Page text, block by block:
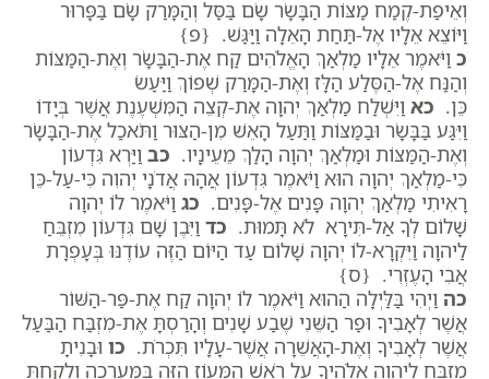
וְאֵיפַת-קֶמַח מַצּוֹת הַבָּשָׂר שָׂם בַּסַּל וְהַמָּרַק שָׂם בַּפָּרוּר
וַיּוֹצֵא אֵלָיו אֶל-תַּחַת הָאֵלָה וַיַּגַּשׁ. {פ}
כ וַיֹּאמֶר אֵלָיו מַלְאַךְ הָאֱלֹהִים קַח אֶת-הַבָּשָׂר וְאֶת-הַמַּצּוֹת
וְהַנַּח אֶל-הַסֶּלַע הַלָּז וְאֶת-הַמָּרַק שְׁפוֹךְ וַיַּעַשׂ
כֵּן. כא וַיִּשְׁלַח מַלְאַךְ יְהוָה אֶת-קְצֵה הַמִּשְׁעֶנֶת אֲשֶׁר בְּיָדוֹ
וַיִּגַּע בַּבָּשָׂר וּבַמַּצּוֹת וַתַּעַל הָאֵשׁ מִן-הַצּוּר וַתֹּאכַל אֶת-הַבָּשָׂר
וְאֶת-הַמַּצּוֹת וּמַלְאַךְ יְהוָה הָלַךְ מֵעֵינָיו. כב וַיַּרְא גִּדְעוֹן
כִּי-מַלְאַךְ יְהוָה הוּא וַיֹּאמֶר גִּדְעוֹן אֲהָהּ אֲדֹנָי יְהוִה כִּי-עַל-כֵּן
רָאִיתִי מַלְאַךְ יְהוָה פָּנִים אֶל-פָּנִים. כג וַיֹּאמֶר לוֹ יְהוָה
שָׁלוֹם לְךָ אַל-תִּירָא לֹא תָּמוּת. כד וַיִּבֶן שָׁם גִּדְעוֹן מִזְבֵּחַ
לַיהוָה וַיִּקְרָא-לוֹ יְהוָה שָׁלוֹם עַד הַיּוֹם הַזֶּה עוֹדֶנּוּ בְּעָפְרָת
אֲבִי הָעֶזְרִי. {ס}
כה וַיְהִי בַּלַּיְלָה הַהוּא וַיֹּאמֶר לוֹ יְהוָה קַח אֶת-פַּר-הַשּׁוֹר
אֲשֶׁר לְאָבִיךָ וּפַר הַשֵּׁנִי שֶׁבַע שָׁנִים וְהָרַסְתָּ אֶת-מִזְבַּח הַבַּעַל
אֲשֶׁר לְאָבִיךָ וְאֶת-הָאֲשֵׁרָה אֲשֶׁר-עָלָיו תִּכְרֹת. כו וּבָנִיתָ
מִזְבֵּחַ לַיהוָה אֱלֹהֶיךָ עַל רֹאשׁ הַמָּעוֹז הַזֶּה בַּמַּעֲרָכָה וְלָקַחְתָּ